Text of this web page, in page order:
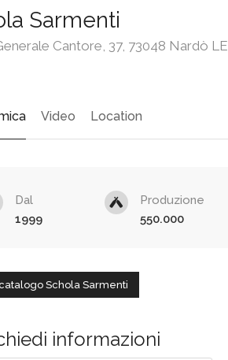
Sarmenti
Cantore, 37, 73048 Nardò LE
Video Location
Dal
1999
Produzione
550.000
Schola Sarmenti
informazioni